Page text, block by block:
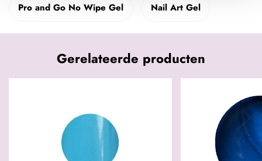
Pro and Go No Wipe Gel Nail Art Gel
Gerelateerde producten